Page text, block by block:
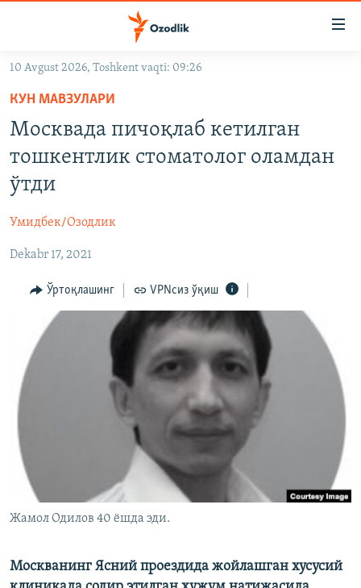
Асосий
навигацияга
ўтинг
Қидиришга
ўтинг
OZODARXIV
На русском
ИЖТИМОИЙ ТАРМОҚЛАР
Озодлик бошқа тилларда
10 Avgust 2026, Toshkent vaqti: 09:26
КУН МАВЗУЛАРИ
Москвада пичоқлаб кетилган
тошкентлик стоматолог оламдан
ўтди
Умидбек/Озодлик
Dekabr 17, 2021
Ўртоқлашинг VPNсиз ўқиш
Жамол Одилов 40 ёшда эди.
Москванинг Ясний проездида жойлашган хусусий